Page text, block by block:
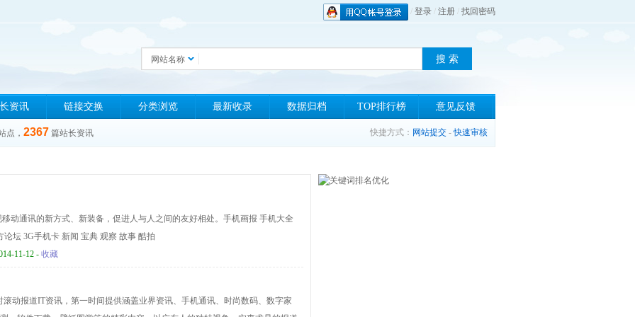
/ 登录 / 注册 / 找回密码
网站名称
资讯 链接交换 分类浏览 最新收录 数据归档 TOP排行榜 意见反馈
点， 2367 篇站长资讯 快捷方式： 网站提交 -快速审核
移动通讯的新方式、新装备，促进人与人之间的友好相处。手机画报 手机大全
论坛 3G手机卡 新闻 宝典 观察 故事 酷拍
11-12 - 收藏
滚动报道IT资讯，第一时间提供涵盖业界资讯、手机通讯、时尚数码、数字家